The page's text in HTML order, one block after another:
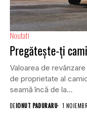
Noutati
Pregătește-ți
Valoarea de
de proprietate al
seamă încă de la...
DEIONUT PADURARU 1